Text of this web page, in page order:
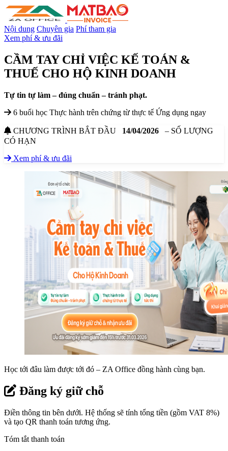
Nội dung Chuyên gia Phí tham gia
Xem phí & ưu đãi
CẦM TAY CHỈ VIỆC KẾ TOÁN &
THUẾ CHO HỘ KINH DOANH
Tự tin tự làm – đúng chuẩn – tránh phạt.
6 buổi học Thực hành trên chứng từ thực tế Ứng dụng ngay
CHƯƠNG TRÌNH BẮT ĐẦU 14/04/2026
– SỐ LƯỢNG
CÓ HẠN
Xem phí & ưu đãi
Học tới đâu làm được tới đó – ZA Office đồng hành cùng bạn.
Đăng ký giữ chỗ
Điền thông tin bên dưới. Hệ thống sẽ tính tổng tiền (gồm VAT 8%)
và tạo QR thanh toán tương ứng.
Tóm tắt thanh toán